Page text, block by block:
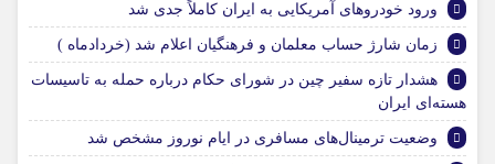
ورود خودروهای آمریکایی به ایران کاملاً جدی شد
زمان شارژ حساب معلمان و فرهنگیان اعلام شد (خردادماه )
هشدار تازه سفیر چین در شورای حکام درباره حمله به تاسیسات
هسته‌ای ایران
وضعیت ترمینال‌های مسافری در ایام نوروز مشخص شد